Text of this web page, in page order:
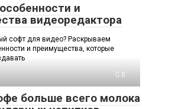
и
видеоредактора
софт для видео? Раскрываем
и преимущества, которые
0
больше всего молока